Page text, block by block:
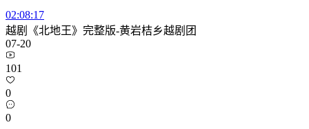
02:08:17
越剧《北地王》完整版-黄岩桔乡越剧团
07-20
101
0
0